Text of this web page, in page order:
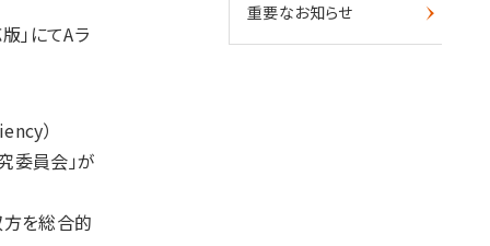
」にてAラ
）
委員会」が
を総合的
重要なお知らせ